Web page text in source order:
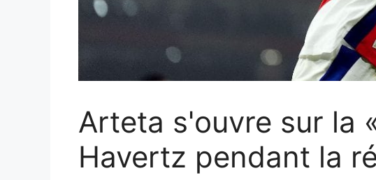
Arteta s'ouvre sur la
Havertz pendant la